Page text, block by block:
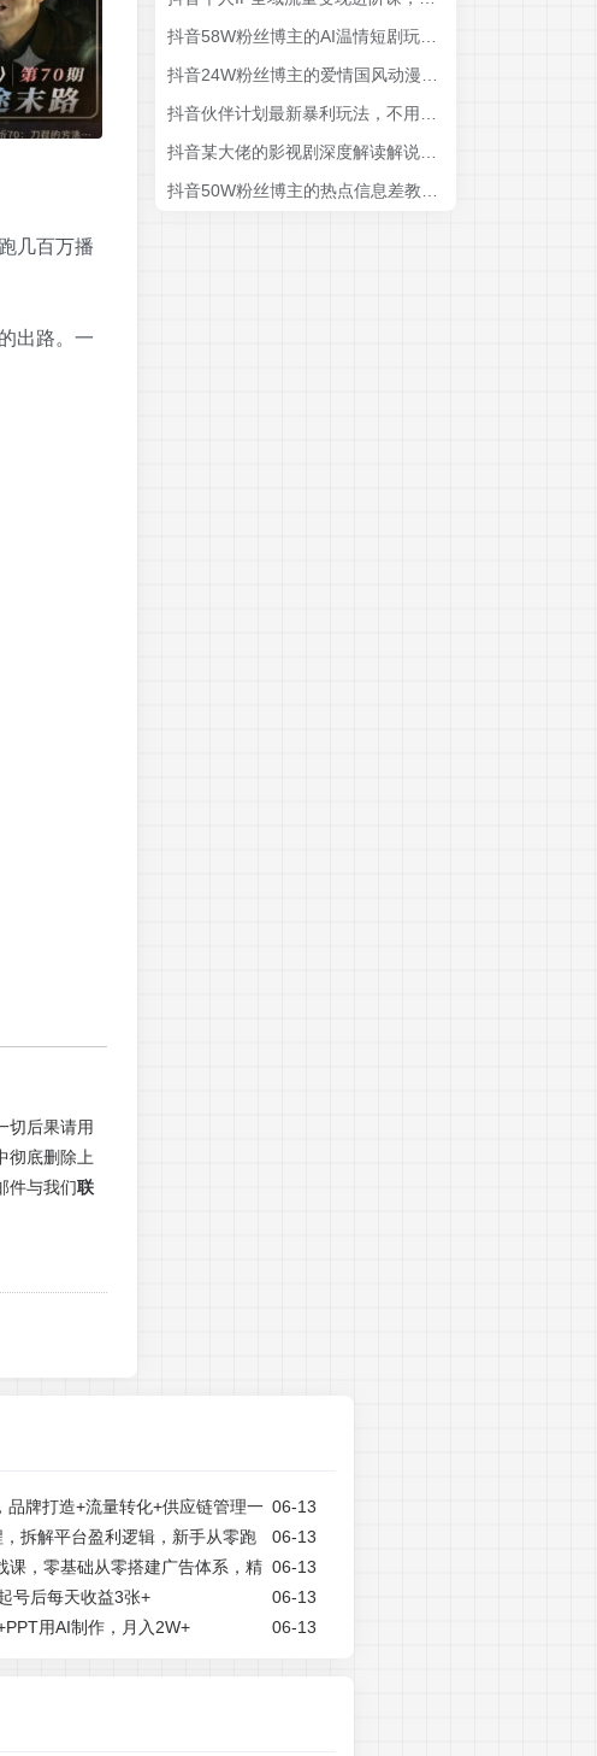
几百万播
出路。一
切后果请用
彻底删除上
件与我们联
06-13
牌打造+流量转化+供应链管理一
06-13
拆解平台盈利逻辑，新手从零跑
06-13
，零基础从零搭建广告体系，精
定变现玩法
06-13
号后每天收益3张+
06-13
用AI制作，月入2W+